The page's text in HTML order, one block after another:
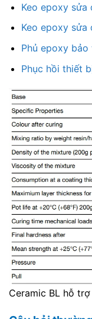
Keo epoxy
Keo epoxy sửa
Phủ epoxy bảo
Phục hồi thiết
Ceramic BL hỗ